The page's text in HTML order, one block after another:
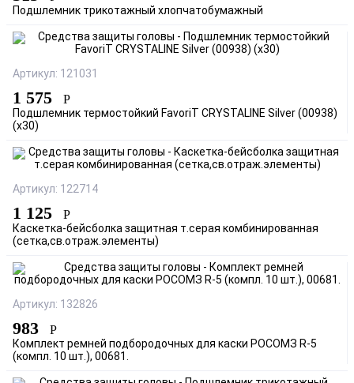
Подшлемник трикотажный хлопчатобумажный
Артикул: 121031
1 575 Р
Подшлемник термостойкий FavoriT CRYSTALINE Silver (00938)
(х30)
Артикул: 122714
1 125 Р
Каскетка-бейсболка защитная т.серая комбинированная
(сетка,св.отраж.элементы)
Артикул: 132826
983 Р
Комплект ремней подбородочных для каски РОСОМЗ R-5
(компл. 10 шт.), 00681.